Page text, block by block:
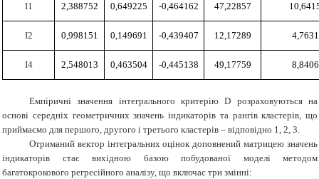
І1 2,388752 0,649225 -0,464162 47,22857
І2 0,998151 0,149691 -0,439407 12,17289
І4 2,548013 0,463504 -0,445138 49,17759
Емпіричні значення інтегрального критерію D розраховуються на
основі середніх геометричних значень індикаторів та рангів кластерів, що
приймаємо для першого, другого і третього кластерів – відповідно 1, 2, 3.
Отриманий вектор інтегральних оцінок доповнений матрицею значень
індикаторів стає вихідною базою побудованої моделі методом
багатокрокового регресійного аналізу, що включає три змінні: